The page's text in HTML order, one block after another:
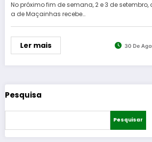
No próximo fim de semana, 2 e 3 de setembro,
a de Maçainhas recebe…
Ler mais 30 De
Pesquisa
Pesquisar